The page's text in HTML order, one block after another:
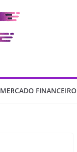
MERCADO FINANCEIRO